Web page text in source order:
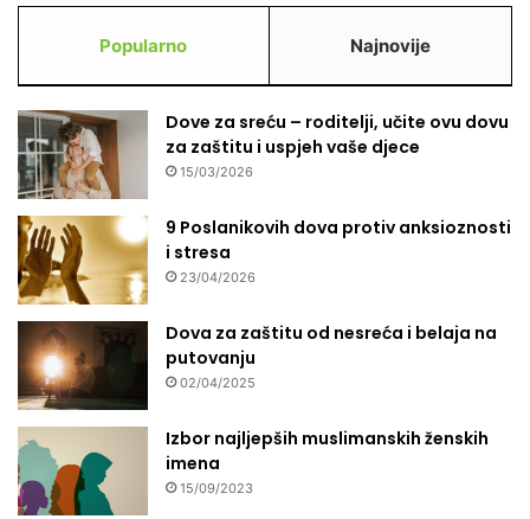
Popularno Najnovije
Dove za sreću – roditelji, učite ovu dovu
za zaštitu i uspjeh vaše djece
15/03/2026
9 Poslanikovih dova protiv anksioznosti
i stresa
23/04/2026
Dova za zaštitu od nesreća i belaja na
putovanju
02/04/2025
Izbor najljepših muslimanskih ženskih
imena
15/09/2023